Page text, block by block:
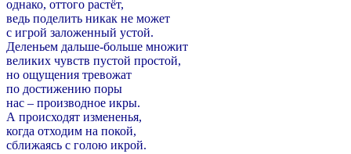
однако, оттого растёт,
ведь поделить никак не может
с игрой заложенный устой.
Деленьем дальше-больше множит
великих чувств пустой простой,
но ощущения тревожат
по достижению поры
нас – производное икры.
А происходят измененья,
когда отходим на покой,
сближаясь с голою икрой.